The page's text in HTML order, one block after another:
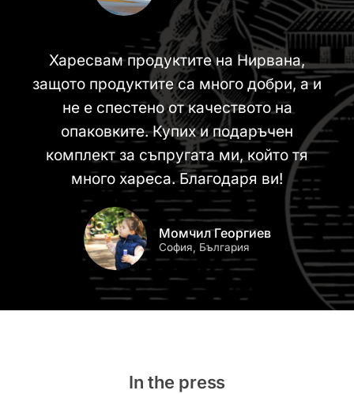
Харесвам продуктите на Нирвана,
защото продуктите са много добри, а и
не е спестено от качеството на
опаковките. Купих и подаръчен
комплект за съпругата ми, който тя
много хареса. Благодаря ви!
Момчил Георгиев
София, България
In the press